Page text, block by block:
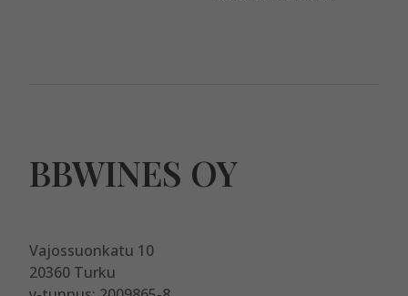
BBWINES OY
Vajossuonkatu 10
20360 Turku